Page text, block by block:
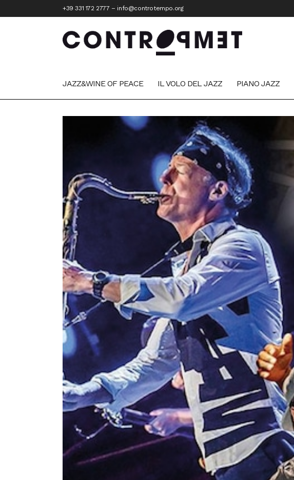
+39 331 172 2777 – info@controtempo.org
JAZZ&WINE OF PEACE IL VOLO DEL JAZZ PIANO JAZZ